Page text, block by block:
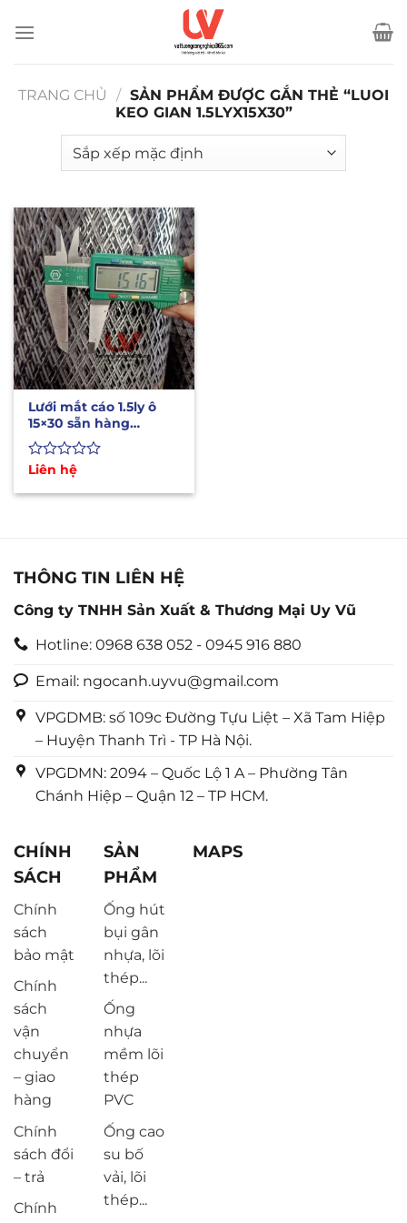
qua
TRANG CHỦ
/ SẢN PHẨM ĐƯỢC GẮN THẺ “LUOI
KEO GIAN 1.5LYX15X30”
Lưới mắt cáo 1.5ly ô
15×30 sẵn hàng
1mx10m, 1m2x10m
Được
hạng
Liên hệ
THÔNG TIN LIÊN HỆ
Công ty TNHH Sản Xuất & Thương Mại Uy Vũ
Hotline: 0968 638 052 - 0945 916 880
Email: ngocanh.uyvu@gmail.com
VPGDMB: số 109c Đường Tựu Liệt – Xã Tam Hiệp
– Huyện Thanh Trì - TP Hà Nội.
VPGDMN: 2094 – Quốc Lộ 1 A – Phường Tân
Chánh Hiệp – Quận 12 – TP HCM.
CHÍNH
SÁCH
Chính
sách
bảo mật
Chính
sách
vận
chuyển
– giao
hàng
Chính
sách đổi
– trả
Chính
SẢN
PHẨM
Ống hút
bụi gân
nhựa, lõi
thép...
Ống
nhựa
mềm lõi
thép
PVC
Ống cao
su bố
vải, lõi
thép...
MAPS